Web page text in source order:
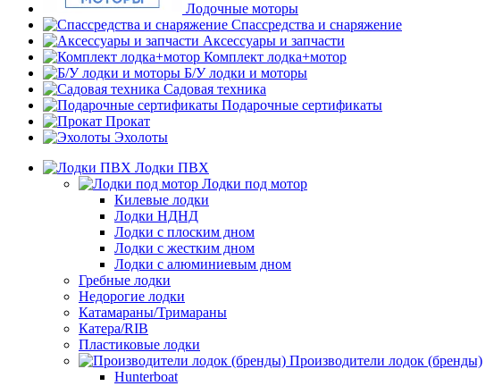
Лодочные моторы
Спассредства и снаряжение
Аксессуары и запчасти
Комплект лодка+мотор
Б/У лодки и моторы
Садовая техника
Подарочные сертификаты
Прокат
Эхолоты
Лодки ПВХ
Лодки под мотор
Килевые лодки
Лодки НДНД
Лодки с плоским дном
Лодки с жестким дном
Лодки с алюминиевым дном
Гребные лодки
Недорогие лодки
Катамараны/Тримараны
Катера/RIB
Пластиковые лодки
Производители лодок (бренды)
Hunterboat